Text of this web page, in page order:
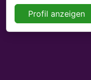
Profil anzeigen